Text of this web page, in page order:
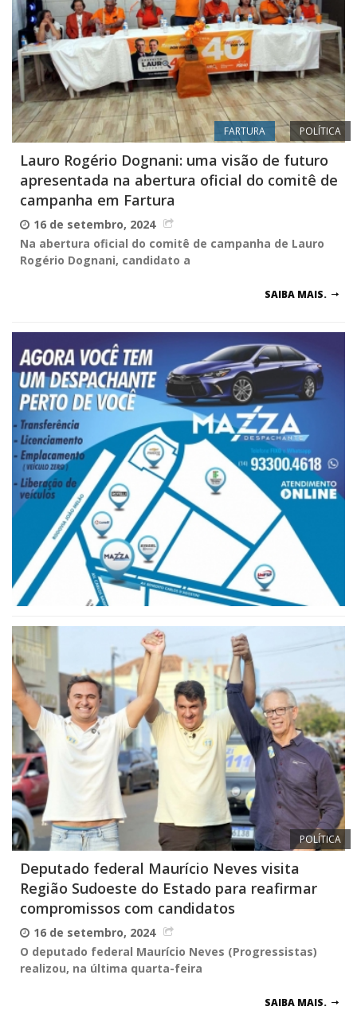
FARTURA POLÍTICA
Lauro Rogério Dognani: uma visão de futuro
apresentada na abertura oficial do comitê de
campanha em Fartura
16 de setembro, 2024
Na abertura oficial do comitê de campanha de Lauro
Rogério Dognani, candidato a
SAIBA MAIS.
POLÍTICA
Deputado federal Maurício Neves visita
Região Sudoeste do Estado para reafirmar
compromissos com candidatos
16 de setembro, 2024
O deputado federal Maurício Neves (Progressistas)
realizou, na última quarta-feira
SAIBA MAIS.